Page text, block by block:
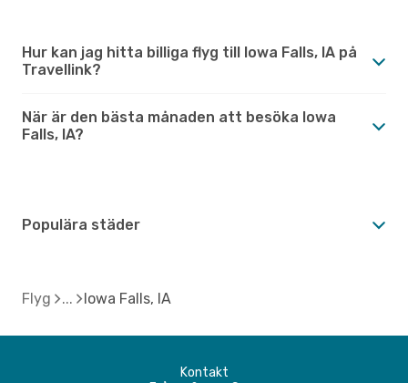
Hur kan jag hitta billiga flyg till Iowa Falls, IA på
Travellink?
När är den bästa månaden att besöka Iowa
Falls, IA?
Populära städer
Flyg Iowa Falls, IA
Kontakt